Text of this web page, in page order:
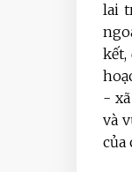
lai
kết,
-
và
của